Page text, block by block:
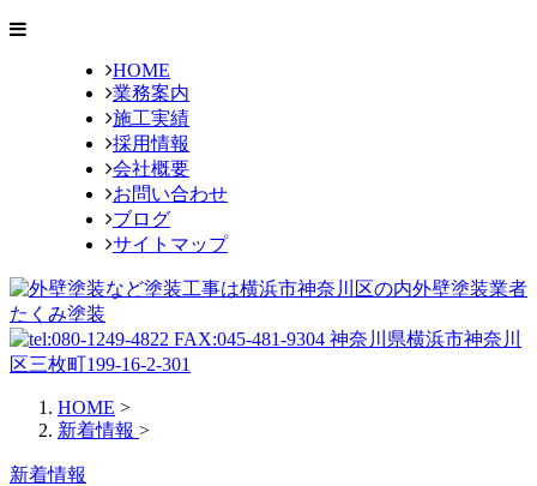
HOME
業務案内
施工実績
採用情報
会社概要
お問い合わせ
ブログ
サイトマップ
HOME >
新着情報 >
新着情報